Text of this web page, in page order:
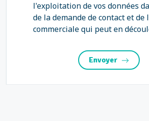
l'exploitation de vos données
de la demande de contact et
commerciale qui peut en
Envoyer